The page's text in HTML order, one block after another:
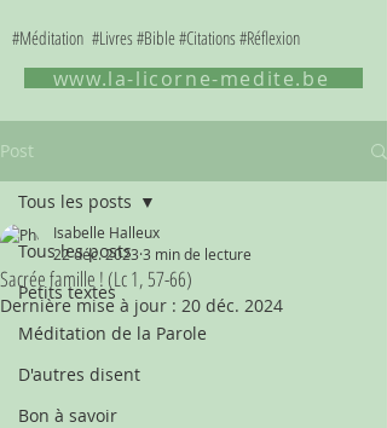
#Méditation #Livres #Bible #Citations #Réflexion
www.la-licorne-medite.be
Post
Tous les posts
Petits textes
Méditation de la Parole
D'autres disent
Bon à savoir
Tous les posts
Sacrée famille ! (Lc 1, 57-66)
Isabelle Halleux
22 déc. 2023 3 min de lecture
Dernière mise à jour : 20 déc. 2024